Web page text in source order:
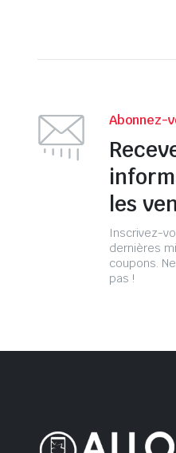
Abonnez-
les
Inscrivez-
dernières
coupons.
pas !